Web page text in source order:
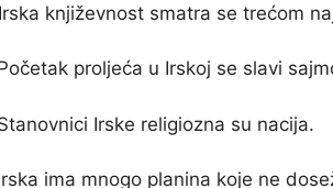
književnost smatra se trećom
proljeća u Irskoj se slavi
Irske religiozna su nacija.
ima mnogo planina koje ne